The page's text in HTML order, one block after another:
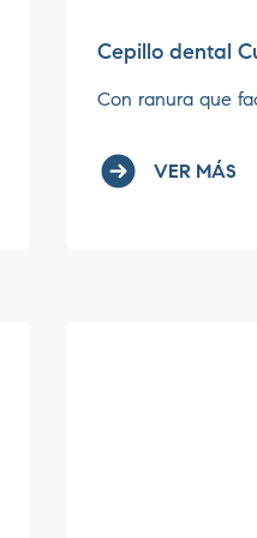
Cepillo dental
Con ranura que
VER MÁS